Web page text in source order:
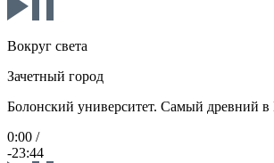
Вокруг света
Зачетный город
Болонский университет. Самый древний
0:00 /
-23:44